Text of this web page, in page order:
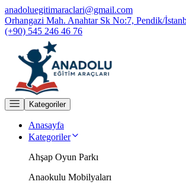
anadoluegitimaraclari@gmail.com
Orhangazi Mah. Anahtar Sk No:7, Pendik/
(+90) 545 246 46 76
Kategoriler
Anasayfa
Kategoriler
Ahşap Oyun Parkı
Anaokulu Mobilyaları